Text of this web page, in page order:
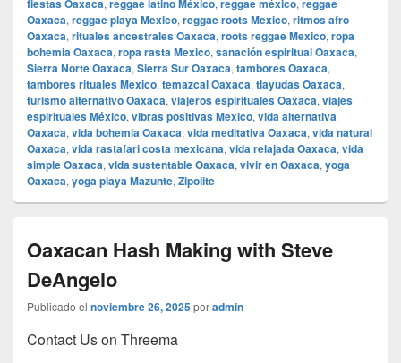
fiestas Oaxaca, reggae latino México, reggae méxico, reggae
Oaxaca, reggae playa Mexico, reggae roots Mexico, ritmos afro
Oaxaca, rituales ancestrales Oaxaca, roots reggae Mexico, ropa
bohemia Oaxaca, ropa rasta Mexico, sanación espiritual Oaxaca,
Sierra Norte Oaxaca, Sierra Sur Oaxaca, tambores Oaxaca,
tambores rituales Mexico, temazcal Oaxaca, tlayudas Oaxaca,
turismo alternativo Oaxaca, viajeros espirituales Oaxaca, viajes
espirituales México, vibras positivas Mexico, vida alternativa
Oaxaca, vida bohemia Oaxaca, vida meditativa Oaxaca, vida natural
Oaxaca, vida rastafari costa mexicana, vida relajada Oaxaca, vida
simple Oaxaca, vida sustentable Oaxaca, vivir en Oaxaca, yoga
Oaxaca, yoga playa Mazunte, Zipolite
Oaxacan Hash Making with Steve
DeAngelo
Publicado el noviembre 26, 2025poradmin
Contact Us on Threema